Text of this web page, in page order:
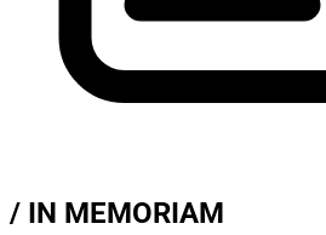
/ IN MEMORIAM